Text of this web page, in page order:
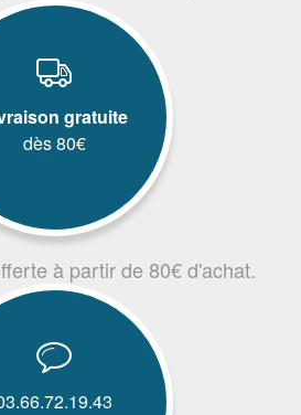
gratuite
dès 80€
à partir de 80€ d'achat.